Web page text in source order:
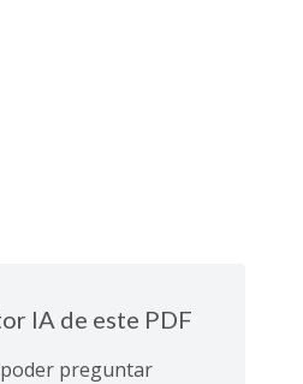
IA de este PDF
preguntar